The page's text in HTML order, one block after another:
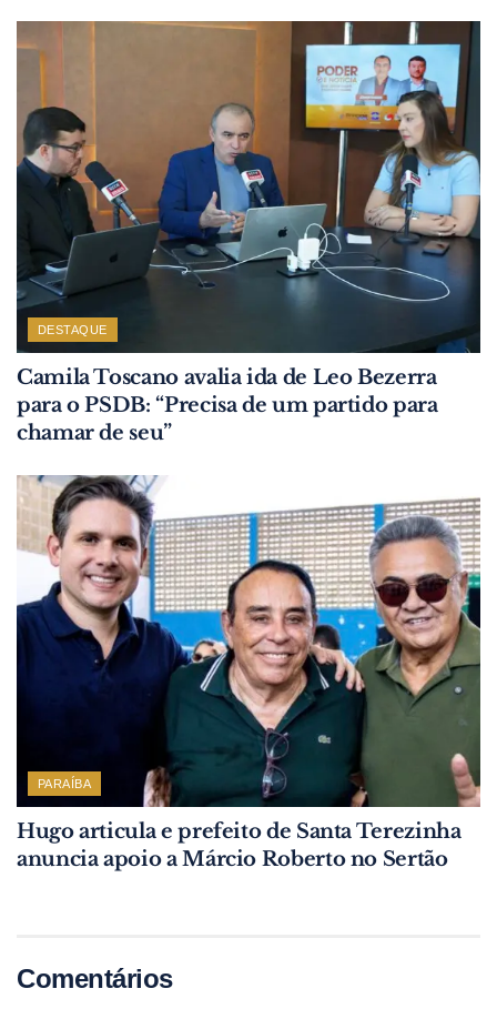
DESTAQUE
Camila Toscano avalia ida de Leo Bezerra
para o PSDB: “Precisa de um partido para
chamar de seu”
PARAÍBA
Hugo articula e prefeito de Santa Terezinha
anuncia apoio a Márcio Roberto no Sertão
Comentários